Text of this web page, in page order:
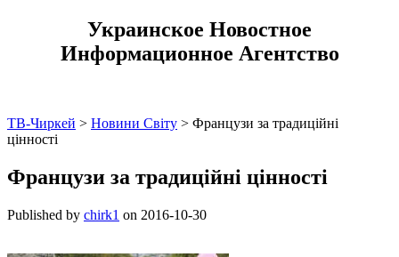
Украинское Новостное
Информационное Агентство
ТВ-Чиркей > Новини Світу > Французи за традиційні
цінності
Французи за традиційні цінності
Published by chirk1 on 2016-10-30